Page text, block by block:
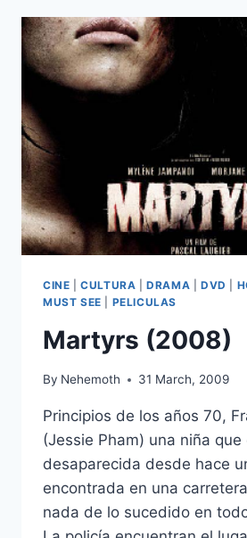
CINE |CULTURA |DRAMA DVD
MUST SEE
PELICULAS
Martyrs (2008)
By Nehemoth 31 March, 2009
Principios de los años 70,
(Jessie Pham) una niña que
desaparecida desde hace
encontrada en una
nada de lo sucedido en